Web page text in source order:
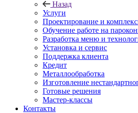
Назад
Услуги
Проектирование и
Обучение работе на
Разработка меню и
Установка и сервис
Поддержка клиента
Кредит
Металлообработка
Изготовление
Готовые решения
Мастер-классы
Контакты